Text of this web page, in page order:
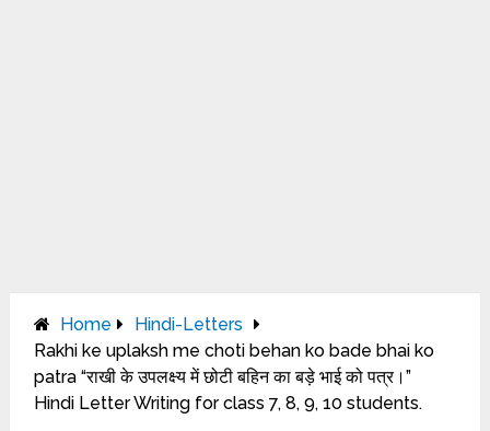
Home
Hindi-Letters
Rakhi ke uplaksh me choti behan ko bade bhai ko
patra “राखी के उपलक्ष्य में छोटी बहिन का बड़े भाई को पत्र।”
Hindi Letter Writing for class 7, 8, 9, 10 students.